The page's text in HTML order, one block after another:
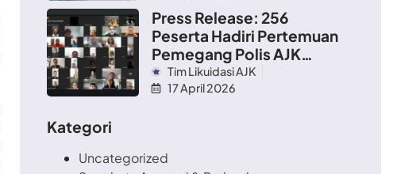
Press Release: 256
Peserta Hadiri Pertemuan
Pemegang Polis AJK
2026
Tim Likuidasi AJK
17 April 2026
Kategori
Uncategorized